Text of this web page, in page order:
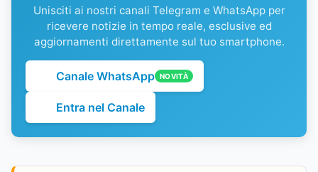
Unisciti ai nostri canali Telegram e WhatsApp per
ricevere notizie in tempo reale, esclusive ed
aggiornamenti direttamente sul tuo smartphone.
Canale WhatsApp NOVITÀ
Entra nel Canale